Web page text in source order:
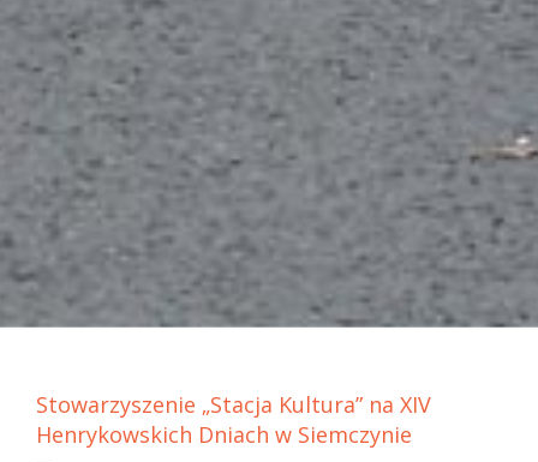
Stowarzyszenie „Stacja Kultura” na XIV
Henrykowskich Dniach w Siemczynie